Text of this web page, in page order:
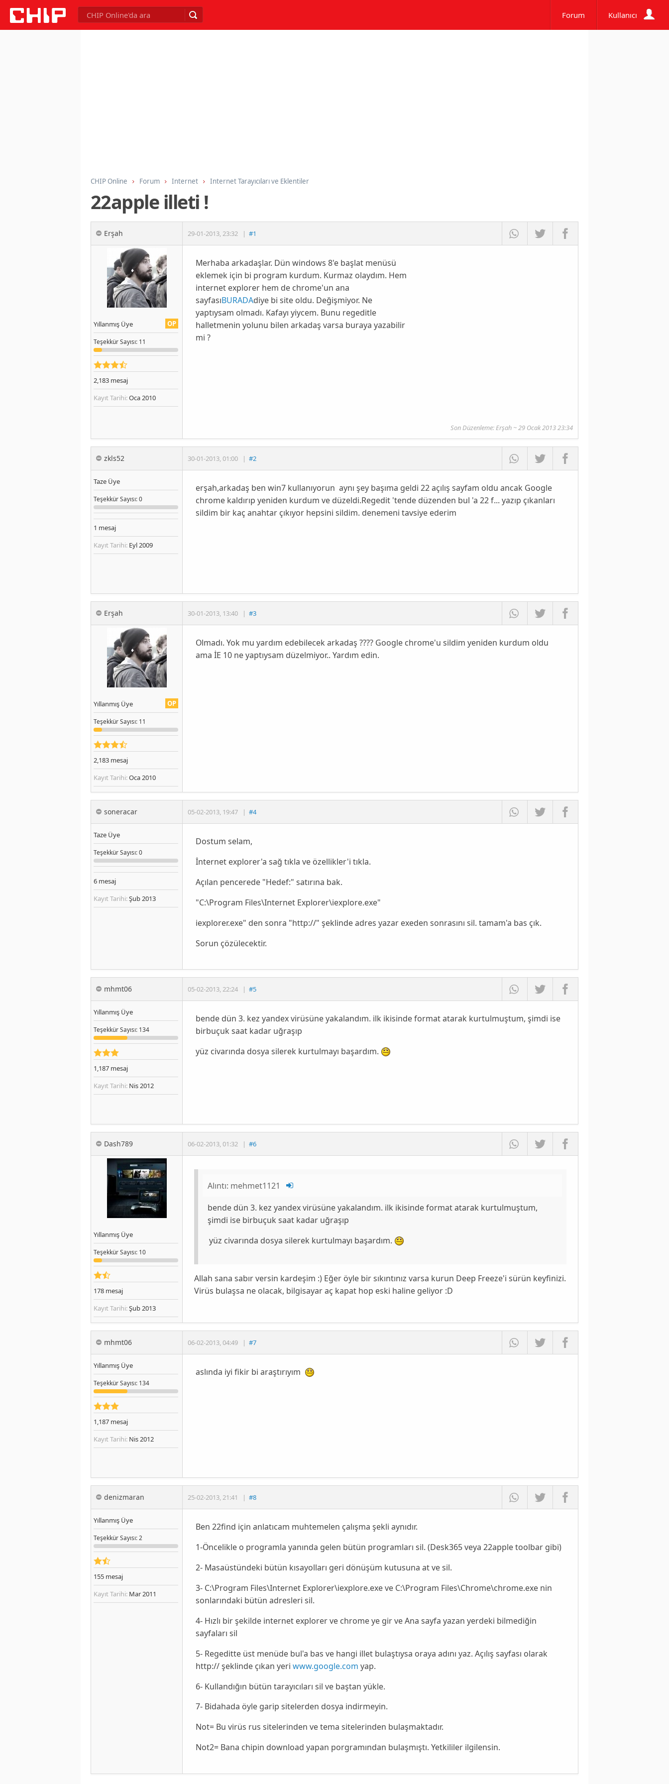
Forum Kullanıcı
CHIP Online Forum Internet Internet Tarayıcıları ve Eklentiler
22apple illeti !
Erşah 29-01-2013,23:32 | #1
OP
Yıllanmış Üye
TeşekkürSayısı: 11
2,183 mesaj
Kayıt Tarihi:Oca 2010
Merhaba arkadaşlar. Dün windows 8'e başlat menüsü
eklemek için bi program kurdum. Kurmaz olaydım. Hem
internet explorer hem de chrome'un ana
sayfasıBURADAdiye bi site oldu. Değişmiyor. Ne
yaptıysam olmadı. Kafayı yiycem. Bunu regeditle
halletmenin yolunu bilen arkadaş varsa buraya yazabilir
mi ?
Son Düzenleme:Erşah ~ 29 Ocak 2013 23:34
zkls52 30-01-2013,01:00 | #2
Taze Üye
TeşekkürSayısı: 0
1 mesaj
Kayıt Tarihi: Eyl 2009
erşah,arkadaş ben win7 kullanıyorun aynı şey başıma geldi 22 açılış sayfam oldu ancak Google
chrome kaldırıp yeniden kurdum ve düzeldi.Regedit 'tende düzenden bul 'a 22 f... yazıp çıkanları
sildim bir kaç anahtar çıkıyor hepsini sildim. denemeni tavsiye ederim
Erşah 30-01-2013, 13:40 | #3
OP
Yıllanmış Üye
TeşekkürSayısı: 11
2,183 mesaj
Kayıt Tarihi:Oca 2010
Olmadı. Yok mu yardım edebilecek arkadaş ???? Google chrome'u sildim yeniden kurdum oldu
ama İE 10 ne yaptıysam düzelmiyor.. Yardım edin.
soneracar 05-02-2013, 19:47 | #4
Taze Üye
TeşekkürSayısı: 0
6 mesaj
Kayıt Tarihi:Şub 2013
Dostum selam,
İnternet explorer'a sağ tıkla ve özellikler'i tıkla.
Açılan pencerede "Hedef:" satırına bak.
"C:\Program Files\Internet Explorer\iexplore.exe"
iexplorer.exe" den sonra "http://" şeklinde adres yazar exeden sonrasını sil. tamam'a bas çık.
Sorun çözülecektir.
mhmt06 05-02-2013,22:24 | #5
Yıllanmış Üye
TeşekkürSayısı: 134
1,187 mesaj
Kayıt Tarihi: Nis 2012
bende dün 3. kez yandex virüsüne yakalandım. ilk ikisinde format atarak kurtulmuştum, şimdi ise
birbuçuk saat kadar uğraşıp
yüz civarında dosya silerek kurtulmayı başardım.
Dash789 06-02-2013,01:32 | #6
Yıllanmış Üye
TeşekkürSayısı: 10
178 mesaj
Kayıt Tarihi:Şub 2013
Alıntı: mehmet1121
bende dün 3. kez yandex virüsüne yakalandım. ilk ikisinde format atarak kurtulmuştum,
şimdi ise birbuçuk saat kadar uğraşıp
yüz civarında dosya silerek kurtulmayı başardım.
Allah sana sabır versin kardeşim :) Eğer öyle bir sıkıntınız varsa kurun Deep Freeze'i sürün keyfinizi.
Virüs bulaşsa ne olacak, bilgisayar aç kapat hop eski haline geliyor :D
mhmt06 06-02-2013,04:49 | #7
Yıllanmış Üye
TeşekkürSayısı: 134
1,187 mesaj
Kayıt Tarihi: Nis 2012
aslında iyi fikir bi araştırıyım
denizmaran 25-02-2013,21:41 | #8
Yıllanmış Üye
TeşekkürSayısı: 2
155 mesaj
Kayıt Tarihi: Mar 2011
Ben 22find için anlatıcam muhtemelen çalışma şekli aynıdır.
1-Öncelikle o programla yanında gelen bütün programları sil. (Desk365 veya 22apple toolbar gibi)
2- Masaüstündeki bütün kısayolları geri dönüşüm kutusuna at ve sil.
3- C:\Program Files\Internet Explorer\iexplore.exe ve C:\Program Files\Chrome\chrome.exe nin
sonlarındaki bütün adresleri sil.
4- Hızlı bir şekilde internet explorer ve chrome ye gir ve Ana sayfa yazan yerdeki bilmediğin
sayfaları sil
5- Regeditte üst menüde bul'a bas ve hangi illet bulaştıysa oraya adını yaz. Açılış sayfası olarak
http:// şeklinde çıkan yeri www.google.com yap.
6- Kullandığın bütün tarayıcıları sil ve baştan yükle.
7- Bidahada öyle garip sitelerden dosya indirmeyin.
Not= Bu virüs rus sitelerinden ve tema sitelerinden bulaşmaktadır.
Not2= Bana chipin download yapan porgramından bulaşmıştı. Yetkililer ilgilensin.